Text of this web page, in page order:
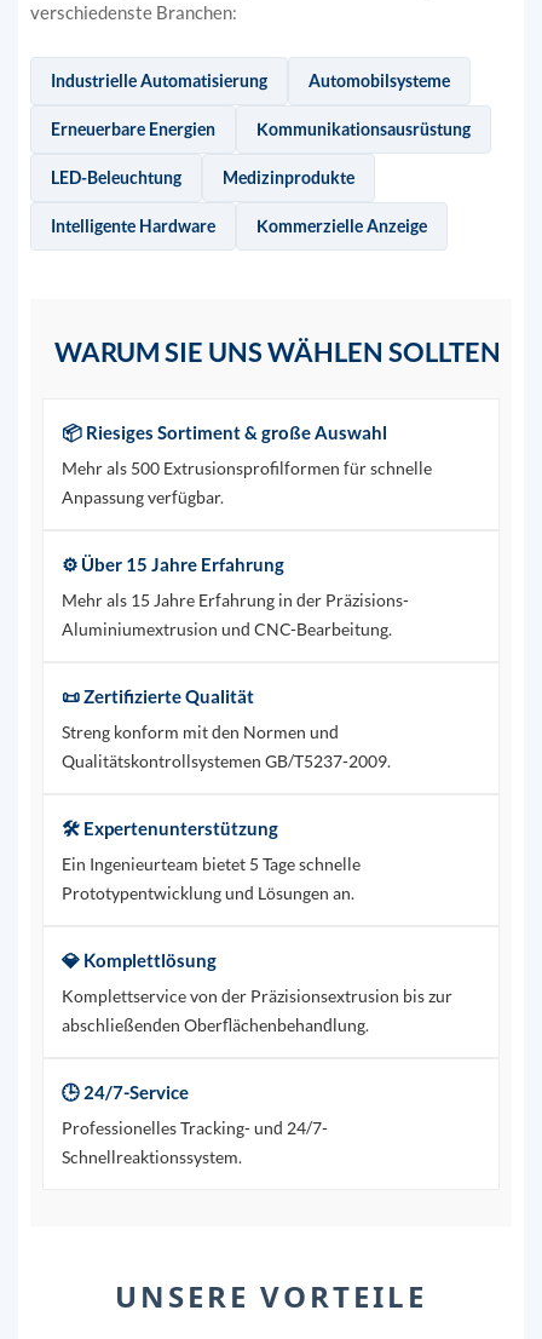
verschiedenste Branchen:
Industrielle Automatisierung Automobilsysteme
Erneuerbare Energien Kommunikationsausrüstung
LED-Beleuchtung Medizinprodukte
Intelligente Hardware Kommerzielle Anzeige
WARUM SIE UNS WÄHLEN SOLLTEN
📦 Riesiges Sortiment & große Auswahl
Mehr als 500 Extrusionsprofilformen für schnelle
Anpassung verfügbar.
⚙️ Über 15 Jahre Erfahrung
Mehr als 15 Jahre Erfahrung in der Präzisions-
Aluminiumextrusion und CNC-Bearbeitung.
📜 Zertifizierte Qualität
Streng konform mit den Normen und
Qualitätskontrollsystemen GB/T5237-2009.
🛠️ Expertenunterstützung
Ein Ingenieurteam bietet 5 Tage schnelle
Prototypentwicklung und Lösungen an.
💎 Komplettlösung
Komplettservice von der Präzisionsextrusion bis zur
abschließenden Oberflächenbehandlung.
🕒 24/7-Service
Professionelles Tracking- und 24/7-
Schnellreaktionssystem.
UNSERE VORTEILE